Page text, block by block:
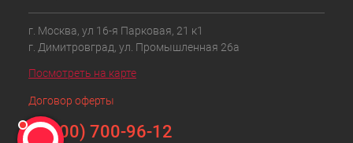
г. Москва, ул 16-я Парковая, 21 к1
г. Димитровград, ул. Промышленная 26а
Посмотреть на карте
Договор оферты
8 (800) 700-96-12